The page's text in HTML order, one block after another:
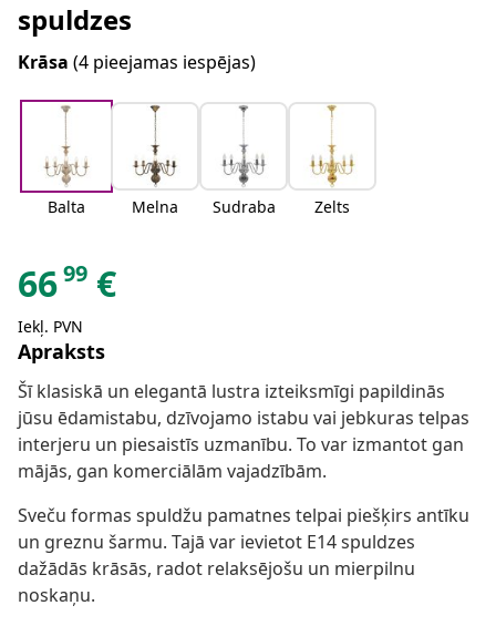
spuldzes
Krāsa (4 pieejamas iespējas)
Balta Melna Sudraba Zelts
6699 €
Iekļ. PVN
Apraksts
Šī klasiskā un elegantā lustra izteiksmīgi papildinās
jūsu ēdamistabu, dzīvojamo istabu vai jebkuras telpas
interjeru un piesaistīs uzmanību. To var izmantot gan
mājās, gan komerciālām vajadzībām.
Sveču formas spuldžu pamatnes telpai piešķirs antīku
un greznu šarmu. Tajā var ievietot E14 spuldzes
dažādās krāsās, radot relaksējošu un mierpilnu
noskaņu.